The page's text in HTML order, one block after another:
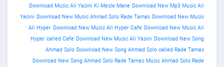
Download Music Ali Yasini Ki Mesle Mane Download New
Yasini Download New Music Ahmad Solo Rade Tamas Download
Ali Hyper Download New Music Ali Hyper Cafe Download
Hyper called Cafe Download New Music Ali Yasini Download
Ahmad Solo Download New Song Ahmad Solo called
Download New Song Ahmad Solo Rade Tamas Music Ahmad